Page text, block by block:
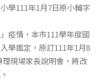
學111年1月7日原小輔字
疫情，本市111學年度國
學鑑定，原訂111年1月8
現場家長說明會，將改